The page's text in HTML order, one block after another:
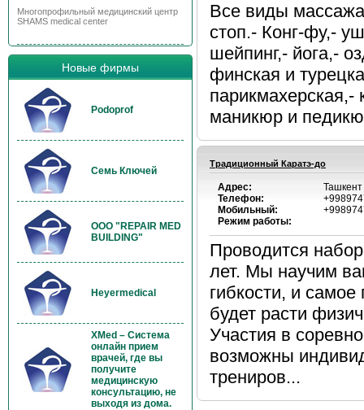
Многопрофильный медицинский центр
SHAMS medical center
Новые фирмы
Podoprof
Семь Ключей
OOO "REPAIR MED
BUILDING"
Heyermedical
XMed – Система
онлайн прием
врачей, где вы
получите
медицинскую
консультацию, не
выходя из дома.
Все виды
стоп.- Конг-фу,-
шейпинг,- йога,-
финская и
парикмахерская,-
маникюр и
Традиционный Каратэ-до
Адрес:
Телефон:
Мобильный:
Режим работы:
Ташкент
Проводится
лет. Мы научим
гибкости, и
будет расти
Участия в
возможны
трениров...